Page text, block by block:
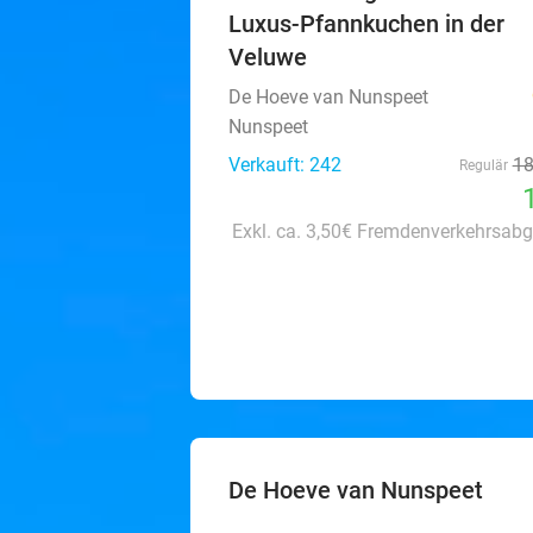
Luxus-Pfannkuchen in der
Veluwe
De Hoeve van Nunspeet
Nunspeet
Verkauft: 242
Regulär
Exkl. ca. 3,50€
De Hoeve van Nunspeet